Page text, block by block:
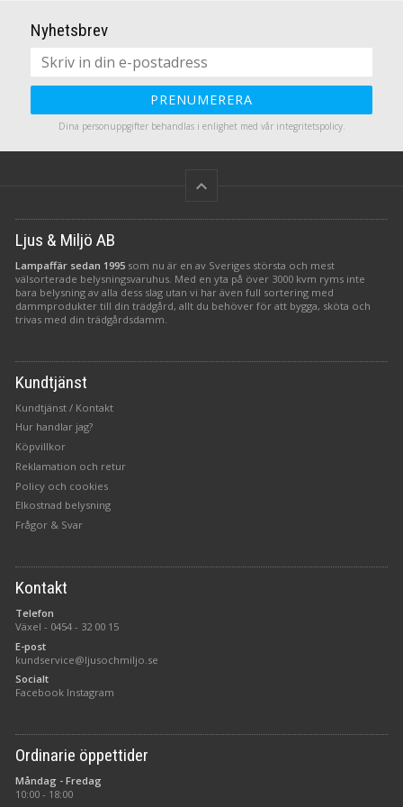
timerfunktion ingår såklart..
Platt förpackning för enkel
förvaring- bara en sån sak.
Nyhetsbrev
PRENUMERERA
Dina personuppgifter behandlas i enlighet med vår integritetspolicy.
keyboard_arrow_up
Ljus & Miljö AB
Lampaffär sedan 1995 som nu är en av Sveriges största och mest
välsorterade belysningsvaruhus. Med en yta på över 3000 kvm ryms inte
bara belysning av alla dess slag utan vi har även full sortering med
dammprodukter till din trädgård, allt du behöver för att bygga, sköta och
trivas med din trädgårdsdamm.
Kundtjänst
Kundtjänst / Kontakt
Hur handlar jag?
Köpvillkor
Reklamation och retur
Policy och cookies
Elkostnad belysning
Frågor & Svar
Kontakt
Telefon
Växel - 0454 - 32 00 15
E-post
kundservice@ljusochmiljo.se
Socialt
Facebook Instagram
Ordinarie öppettider
Måndag - Fredag
10:00 - 18:00